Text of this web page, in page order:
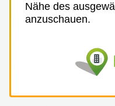
Nähe des
anzuschauen.